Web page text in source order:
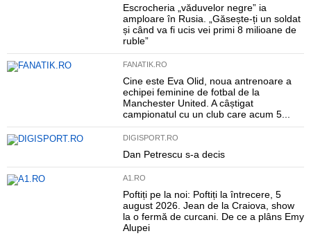
Escrocheria „văduvelor negre” ia
amploare în Rusia. „Găsește-ți un soldat
și când va fi ucis vei primi 8 milioane de
ruble”
FANATIK.RO
Cine este Eva Olid, noua antrenoare a
echipei feminine de fotbal de la
Manchester United. A câștigat
campionatul cu un club care acum 5...
DIGISPORT.RO
Dan Petrescu s-a decis
A1.RO
Poftiți pe la noi: Poftiți la întrecere, 5
august 2026. Jean de la Craiova, show
la o fermă de curcani. De ce a plâns Emy
Alupei